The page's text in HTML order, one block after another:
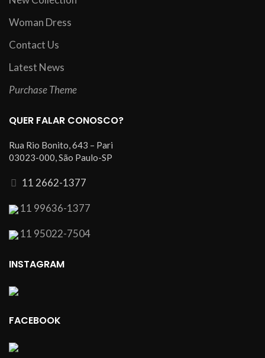
Woman Dress
Contact Us
Latest News
Purchase Theme
QUER FALAR CONOSCO?
Rua Rio Bonito, 643 – Pari
03023-000, São Paulo-SP
11 2662-1377
11 99636-1377
11 95022-7504
INSTAGRAM
FACEBOOK